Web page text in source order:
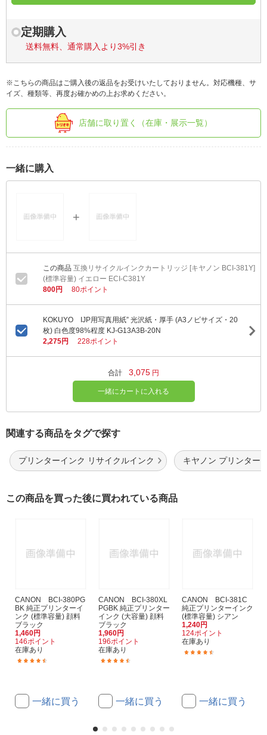
定期購入
送料無料、通常購入より3%引き
※こちらの商品はご購入後の返品をお受けいたしておりません。対応機種、サ
イズ、種類等、再度お確かめの上お求めください。
店舗に取り置く（在庫・展示一覧）
一緒に購入
互換リサイクルインクカートリッジ [キヤノン BCI-381Y]
(標準容量) イエロー ECI-C381Y
800円
80ポイント
KOKUYO IJP用写真用紙” 光沢紙・厚手 (A3ノビサイズ・20
枚) 白色度98%程度 KJ-G13A3B-20N
2,275円
228ポイント
合計 3,075 円
一緒にカートに入れる
関連する商品をタグで探す
プリンターインク リサイクルインク キヤノン プリンター
この商品を買った後に買われている商品
CANON BCI-380PG
BK 純正プリンターイ
ンク (標準容量) 顔料
ブラック
1,460円
146ポイント
在庫あり
一緒に買う
CANON BCI-380XL
PGBK 純正プリンター
インク (大容量) 顔料
ブラック
1,960円
196ポイント
在庫あり
一緒に買う
CANON BCI-381C
純正プリンターインク
(標準容量) シアン
1,240円
124ポイント
在庫あり
一緒に買う